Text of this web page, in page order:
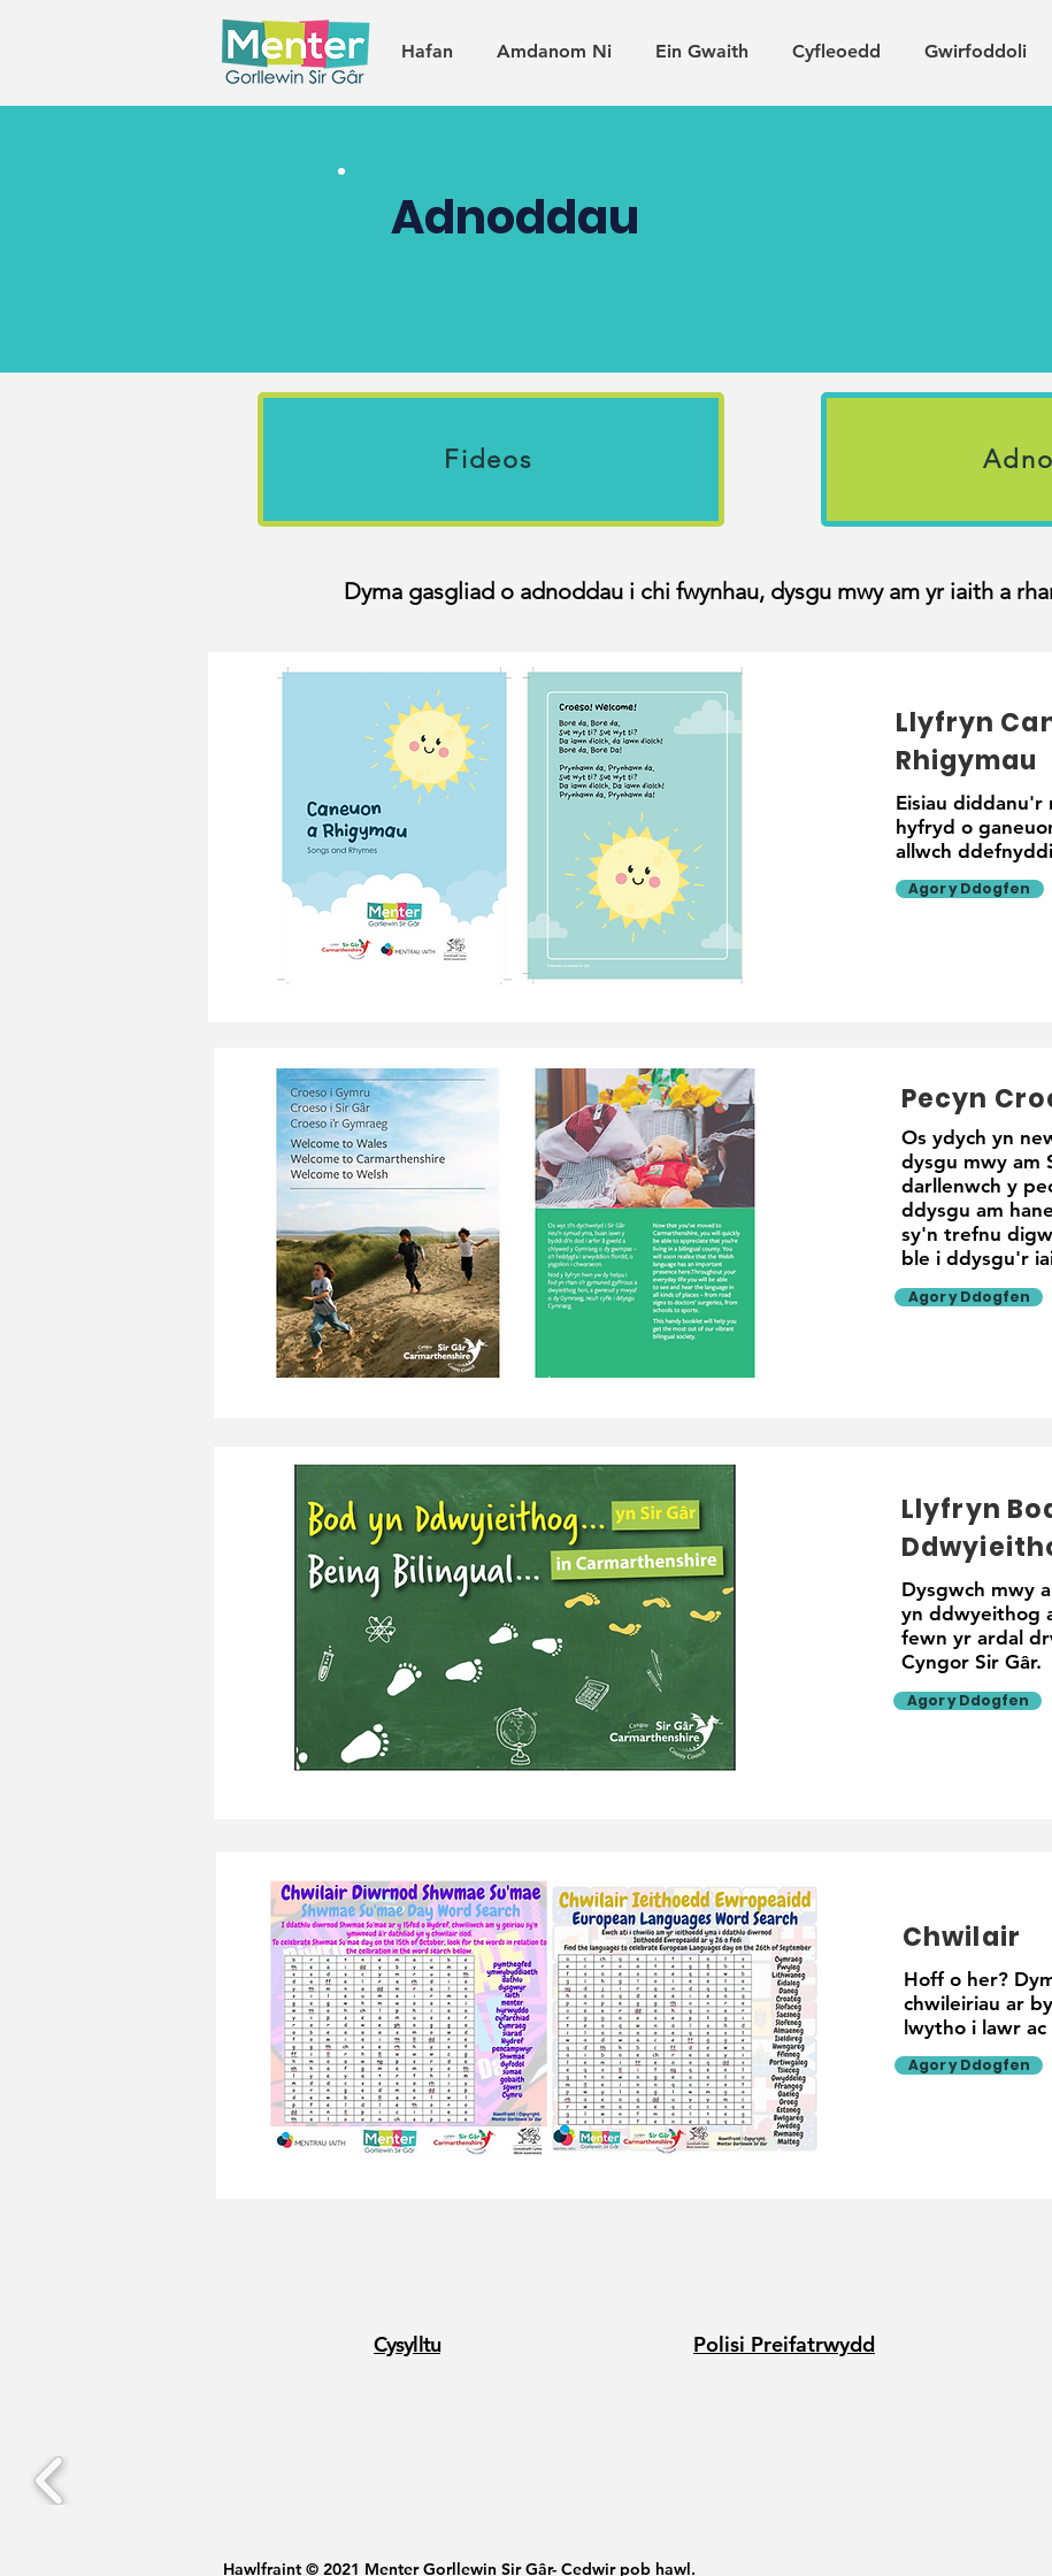
Hafan Amdanom Ni Ein Gwaith Cyfleoedd Gwirfoddoli
Adnoddau
Fideos
Dyma gasgliad o adnoddau i chi fwynhau, dysgu mwy am yr iaith a
Llyfryn
Rhigymau
Eisiau diddanu'r
hyfryd o
allwch
Agor y Ddogfen
Pecyn
Os ydych yn
dysgu mwy am
darllenwch y
ddysgu am
sy'n trefnu
ble i ddysgu'r
Agor y Ddogfen
Llyfryn
Dysgwch mwy
yn ddwyeithog
fewn yr ardal
Cyngor Sir Gâr.
Agor y Ddogfen
Chwilair
Hoff o her?
chwileiriau ar
lwytho i lawr
Agor y Ddogfen
Cysylltu Polisi Preifatrwydd
Hawlfraint © 2021 Menter Gorllewin Sir Gâr- Cedwir pob hawl.